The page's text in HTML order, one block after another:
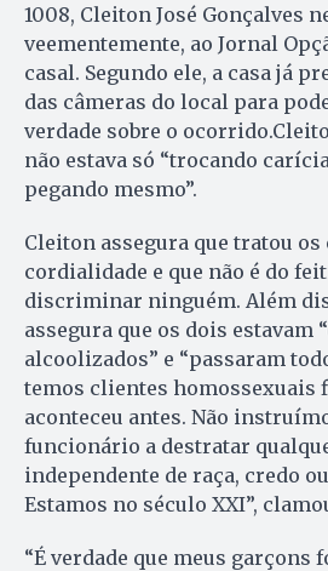
1008, Cleiton José Gonçalves
veementemente, ao Jornal
casal. Segundo ele, a casa já
das câmeras do local para
verdade sobre o
não estava só “trocando
pegando mesmo”.
Cleiton assegura que tratou
cordialidade e que não é do
discriminar ninguém. Além
assegura que os dois estavam
alcoolizados” e “passaram
temos clientes homossexuais
aconteceu antes. Não
funcionário a destratar
independente de raça, credo
Estamos no século XXI”,
“É verdade que meus garçons